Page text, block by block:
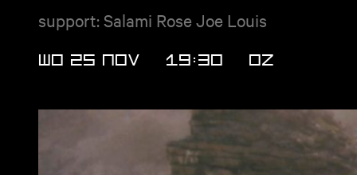
support: Salami Rose Joe Louis
WO 25 NOV 19:30 OZ